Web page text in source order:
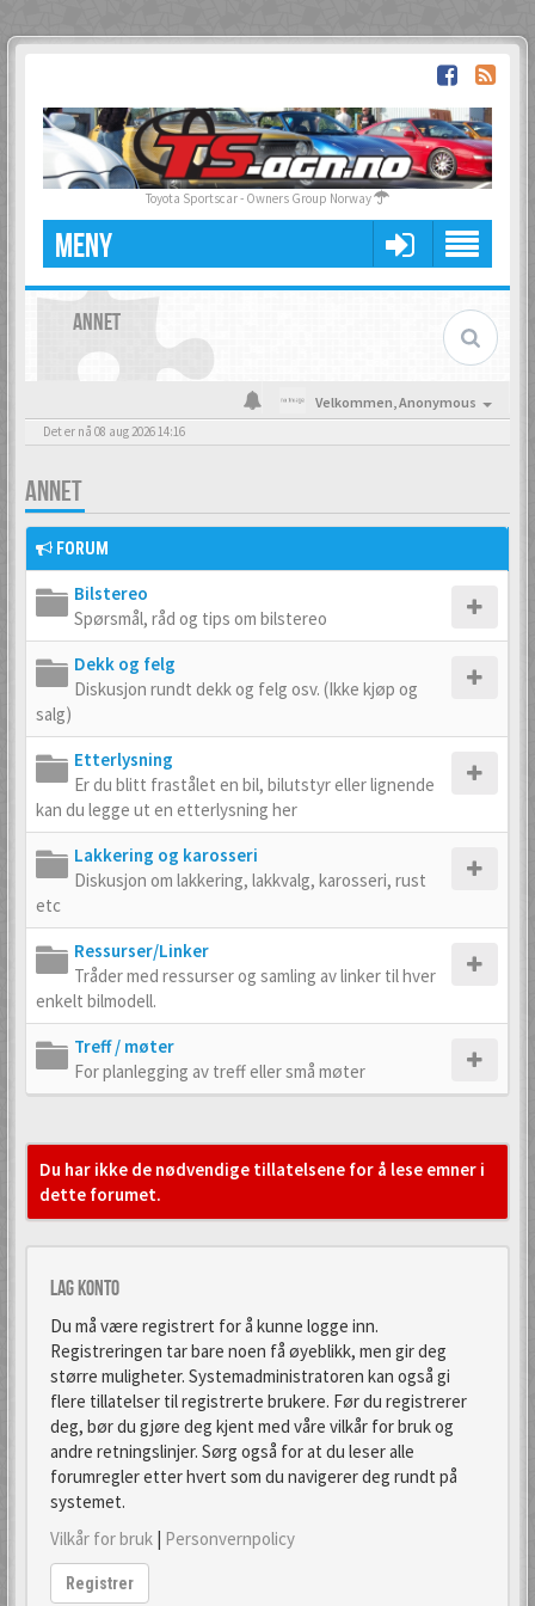
Toyota Sportscar - Owners Group Norway
MENY
ANNET
Velkommen,Anonymous
Det er nå 08 aug 2026 14:16
ANNET
FORUM
Bilstereo
Spørsmål, råd og tips om bilstereo
Dekk og felg
Diskusjon rundt dekk og felg osv. (Ikke kjøp og
salg)
Etterlysning
Er du blitt frastålet en bil, bilutstyr eller lignende
kan du legge ut en etterlysning her
Lakkering og karosseri
Diskusjon om lakkering, lakkvalg, karosseri, rust
etc
Ressurser/Linker
Tråder med ressurser og samling av linker til hver
enkelt bilmodell.
Treff / møter
For planlegging av treff eller små møter
Du har ikke de nødvendige tillatelsene for å lese emner i
dette forumet.
Lag konto
Du må være registrert for å kunne logge inn.
Registreringen tar bare noen få øyeblikk, men gir deg
større muligheter. Systemadministratoren kan også gi
flere tillatelser til registrerte brukere. Før du registrerer
deg, bør du gjøre deg kjent med våre vilkår for bruk og
andre retningslinjer. Sørg også for at du leser alle
forumregler etter hvert som du navigerer deg rundt på
systemet.
Vilkår for bruk | Personvernpolicy
Registrer